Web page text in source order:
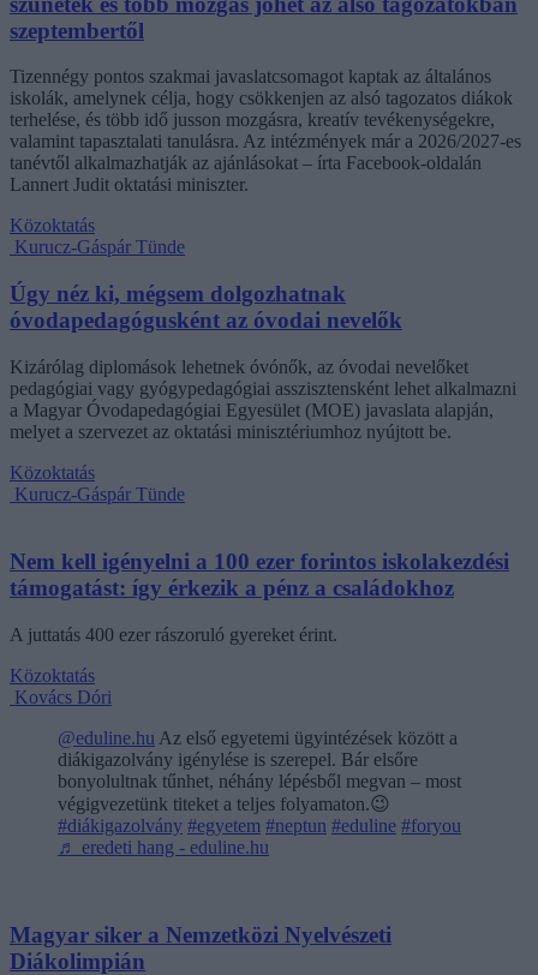
szeptembertől
Tizennégy pontos szakmai javaslatcsomagot kaptak az általános
iskolák, amelynek célja, hogy csökkenjen az alsó tagozatos diákok
terhelése, és több idő jusson mozgásra, kreatív tevékenységekre,
valamint tapasztalati tanulásra. Az intézmények már a 2026/2027-es
tanévtől alkalmazhatják az ajánlásokat – írta Facebook-oldalán
Lannert Judit oktatási miniszter.
Közoktatás
Kurucz-Gáspár Tünde
Úgy néz ki, mégsem dolgozhatnak
óvodapedagógusként az óvodai nevelők
Kizárólag diplomások lehetnek óvónők, az óvodai nevelőket
pedagógiai vagy gyógypedagógiai asszisztensként lehet alkalmazni
a Magyar Óvodapedagógiai Egyesület (MOE) javaslata alapján,
melyet a szervezet az oktatási minisztériumhoz nyújtott be.
Közoktatás
Kurucz-Gáspár Tünde
Nem kell igényelni a 100 ezer forintos iskolakezdési
támogatást: így érkezik a pénz a családokhoz
A juttatás 400 ezer rászoruló gyereket érint.
Közoktatás
Kovács Dóri
@eduline.hu Az első egyetemi ügyintézések között a
diákigazolvány igénylése is szerepel. Bár elsőre
bonyolultnak tűnhet, néhány lépésből megvan – most
végigvezetünk titeket a teljes folyamaton.😉
#diákigazolvány #egyetem #neptun #eduline #foryou
♬ eredeti hang - eduline.hu
Magyar siker a Nemzetközi Nyelvészeti
Diákolimpián